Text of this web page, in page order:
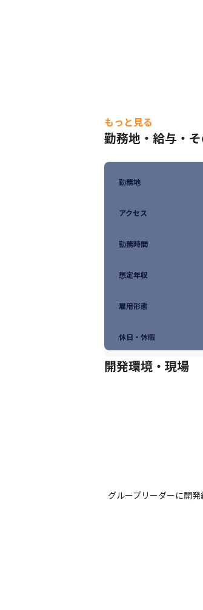
もっと見る
勤務地・給与・
勤務地
アクセス
勤務時間
想定年収
雇用形態
休日・休暇
開発環境・現場
グループリーダーに開発